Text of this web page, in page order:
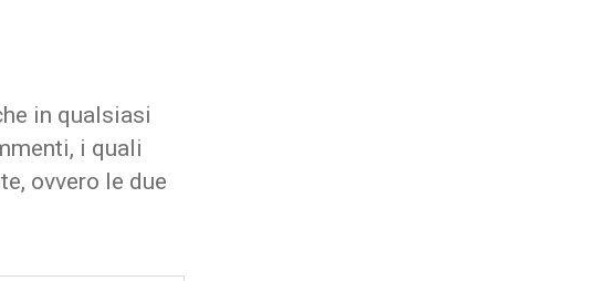
in qualsiasi
i quali
ovvero le due